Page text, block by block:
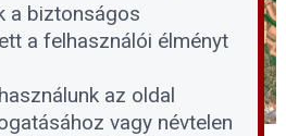
a biztonságos
a felhasználói élményt
az oldal
vagy névtelen